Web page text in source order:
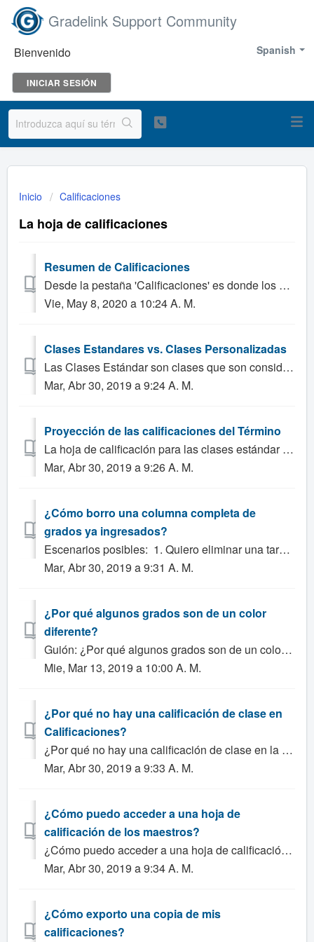
Gradelink Support Community
Spanish
Bienvenido
INICIAR SESIÓN
Inicio Calificaciones
La hoja de calificaciones
Resumen de Calificaciones
Desde la pestaña 'Calificaciones' es donde los maestros ingresan las calificaciones para sus estudiantes. No todas las Clases tendrán una hoja de ...
Vie, May 8, 2020 a 10:24 A. M.
Clases Estandares vs. Clases Personalizadas
Las Clases Estándar son clases que son consideras académicas. Las Clases académicas aparecen en la boleta de calificaciones y la transcripción y se toman en...
Mar, Abr 30, 2019 a 9:24 A. M.
Proyección de las calificaciones del Término
La hoja de calificación para las clases estándar puede mostrar un "proyección de las calificaciones del término" dependiente de las configuracione...
Mar, Abr 30, 2019 a 9:26 A. M.
¿Cómo borro una columna completa de
grados ya ingresados?
Escenarios posibles: 1. Quiero eliminar una tarea de mi hoja de calificaciones. 2. ¿Cómo elimino una calificación? Solución: Para las hojas de cali...
Mar, Abr 30, 2019 a 9:31 A. M.
¿Por qué algunos grados son de un color
diferente?
Guión: ¿Por qué algunos grados son de un color diferente? Solución: En la hoja de calificaciones, las calificaciones para una tarea pueden aparecer en...
Mie, Mar 13, 2019 a 10:00 A. M.
¿Por qué no hay una calificación de clase en
Calificaciones?
¿Por qué no hay una calificación de clase en la hoja de calificación? ¿Cómo obtengo el grado de clase para mostrar? Solución posible: 1. Todas las asi...
Mar, Abr 30, 2019 a 9:33 A. M.
¿Cómo puedo acceder a una hoja de
calificación de los maestros?
¿Cómo puedo acceder a una hoja de calificación de los maestros? Solución: Hay dos formas para que un administrador acceda a la hoja de calificaciones d...
Mar, Abr 30, 2019 a 9:34 A. M.
¿Cómo exporto una copia de mis
calificaciones?